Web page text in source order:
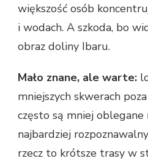
większość osób
i wodach. A szkoda, bo
obraz doliny Ibaru.
Mało znane, ale warte:
mniejszych skwerach
często są mniej oblegane
najbardziej
rzecz to krótsze trasy w